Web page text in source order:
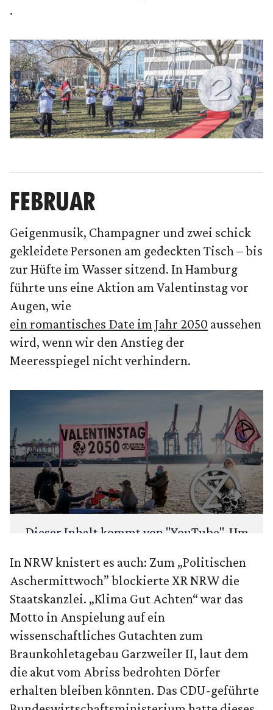
.
FEBRUAR
Geigenmusik, Champagner und zwei schick
gekleidete Personen am gedeckten Tisch – bis
zur Hüfte im Wasser sitzend. In Hamburg
führte uns eine Aktion am Valentinstag vor
Augen, wie
ein romantisches Date im Jahr 2050 aussehen
wird, wenn wir den Anstieg der
Meeresspiegel nicht verhindern.
Dieser Inhalt kommt von "YouTube". Um
wir zuerst: Möchtest du den Inhalt laden?
ANSEHEN IMMER LADEN
In NRW knistert es auch: Zum „Politischen
Aschermittwoch” blockierte XR NRW die
Staatskanzlei. „Klima Gut Achten“ war das
Motto in Anspielung auf ein
wissenschaftliches Gutachten zum
Braunkohletagebau Garzweiler II, laut dem
die akut vom Abriss bedrohten Dörfer
erhalten bleiben könnten. Das CDU-geführte